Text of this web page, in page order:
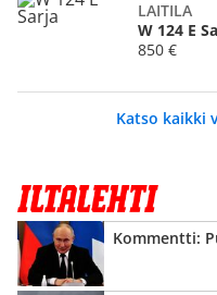
LAITILA
W 124 E
850 €
Katso kaikki
Kommentti: